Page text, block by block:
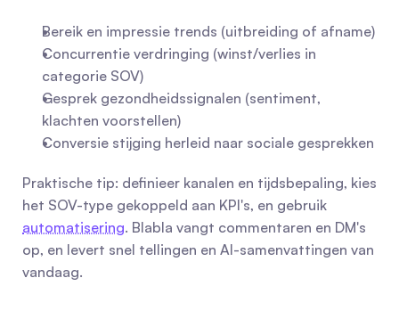
Bereik en impressie trends (uitbreiding of afname)
Concurrentie verdringing (winst/verlies in
categorie SOV)
Gesprek gezondheidssignalen (sentiment,
klachten voorstellen)
Conversie stijging herleid naar sociale gesprekken
Praktische tip: definieer kanalen en tijdsbepaling, kies
automatisering. Blabla vangt commentaren en DM's
op, en levert snel tellingen en AI-samenvattingen van
vandaag.